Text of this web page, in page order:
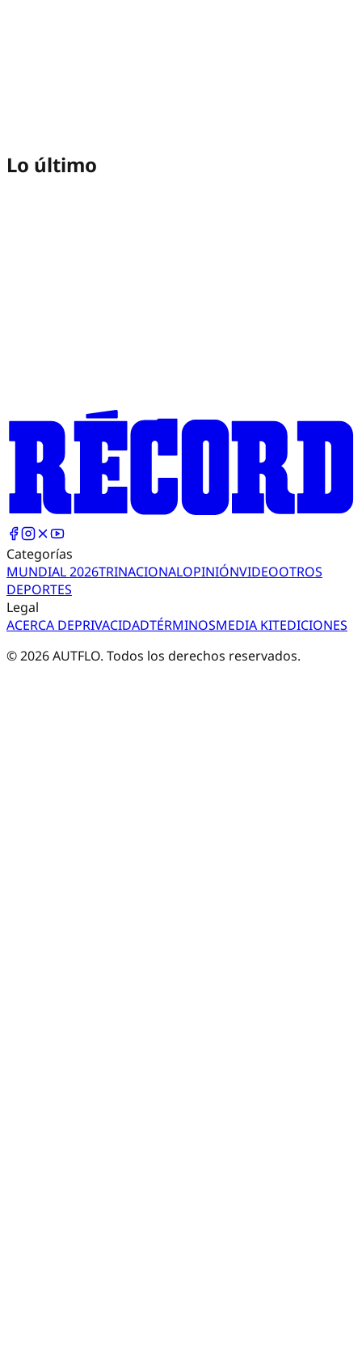
Lo último
Categorías
MUNDIAL 2026TRINACIONALOPINIÓNVIDEOOTROS
DEPORTES
Legal
ACERCA DEPRIVACIDADTÉRMINOSMEDIA KITEDICIONES
©2026AUTFLO. Todos los derechos reservados.